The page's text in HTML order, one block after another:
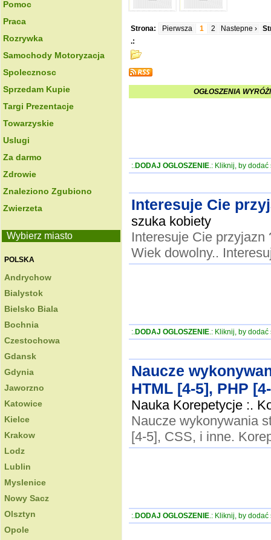
Pomoc
Praca
Rozrywka
Samochody Motoryzacja
Spolecznosc
Sprzedam Kupie
Targi Prezentacje
Towarzyskie
Uslugi
Za darmo
Zdrowie
Znaleziono Zgubiono
Zwierzeta
Wybierz miasto
POLSKA
Andrychow
Bialystok
Bielsko Biala
Bochnia
Czestochowa
Gdansk
Gdynia
Jaworzno
Katowice
Kielce
Krakow
Lodz
Lublin
Myslenice
Nowy Sacz
Olsztyn
Opole
Strona: Pierwsza 1 2 Nastepne ›
.:
OGŁOSZENIA
:.DODAJ OGLOSZENIE.: Kliknij, by dodać
Interesuje Cie
szuka kobiety
Interesuje Cie
Wiek dowolny..
:.DODAJ OGLOSZENIE.: Kliknij, by dodać
Naucze
HTML [4-5], PHP
Nauka Korepetycje :.
Naucze wykonywania
[4-5], CSS, i inne.
:.DODAJ OGLOSZENIE.: Kliknij, by dodać